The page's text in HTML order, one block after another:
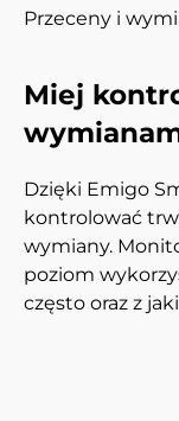
Przeceny i
Miej
Dzięki Emigo
kontrolować
wymiany.
poziom
często oraz z